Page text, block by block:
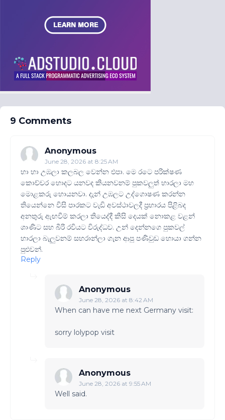
9 Comments
Anonymous
June 28, 2026 at 8:25 AM
හා හා උඹලා කලබල වෙන්න එපා. මෙ රටෙ පරික්ෂණ
කොච්චර හොදට යනවද කියනවනම් පුකවලුත් හාරලා මහ
මොළකරු හොයනවා. දැන් උඹලට උද්ගොෂණ කරන්න
තියෙන්නෙ විසි පාරකට වැඩි අවස්ථාවලදී ප්‍රහාරය පිළිබද
අනතුරු ඇඟවීම් කරලා තියෙද්දී කිසි දෙයක් නොකළ වළන්
ශාණිට සහ බීරි රවියට විරුද්ධව. උන් දෙන්නගෙ පුකවල්
හාරලා බැලුවනම් සහරාන්ලා ගැන ආපු පණිවුඩ හොයා ගන්න
පුළුවන්.
Reply
Anonymous
June 28, 2026 at 8:42 AM
When can have me next Germany visit:
sorry lolypop visit
Anonymous
June 28, 2026 at 9:55 AM
Well said.